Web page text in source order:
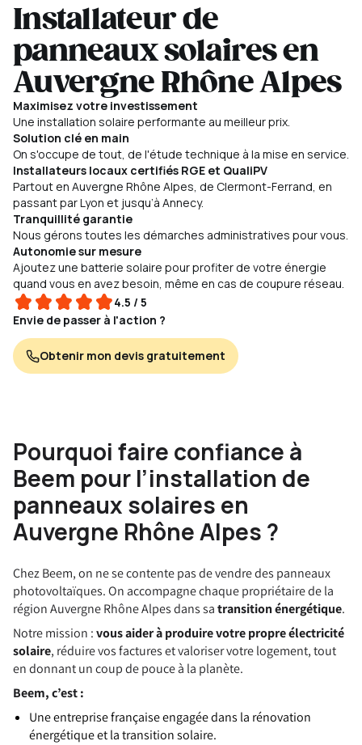
Installateur de
panneaux solaires en
Auvergne Rhône Alpes
Maximisez votre investissement
Une installation solaire performante au meilleur prix.
Solution clé en main
On s'occupe de tout, de l'étude technique à la mise en service.
Installateurs locaux certifiés RGE et QualiPV
Partout en Auvergne Rhône Alpes, de Clermont-Ferrand, en
passant par Lyon et jusqu’à Annecy.
Tranquillité garantie
Nous gérons toutes les démarches administratives pour vous.
Autonomie sur mesure
Ajoutez une batterie solaire pour profiter de votre énergie
quand vous en avez besoin, même en cas de coupure réseau.
4.5 / 5
Envie de passer à l'action ?
Obtenir mon devis gratuitement
Pourquoi faire confiance à
Beem pour l’installation de
panneaux solaires en
Auvergne Rhône Alpes ?
Chez Beem, on ne se contente pas de vendre des panneaux
photovoltaïques. On accompagne chaque propriétaire de la
région Auvergne Rhône Alpes dans satransition énergétique.
Notre mission :vous aider à produire votre propre électricité
solaire, réduire vos factures et valoriser votre logement, tout
en donnant un coup de pouce à la planète.
Beem, c’est :
Une entreprise française engagée dans la rénovation
énergétique et la transition solaire.